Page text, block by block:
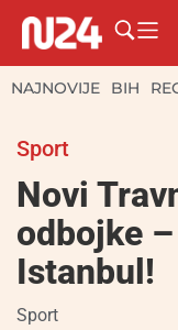
NAJNOVIJE BIH
Sport
Novi
odbojke
Istanbul!
Sport